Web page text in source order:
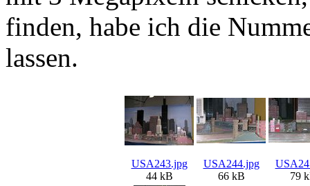
finden, habe ich die
lassen.
USA243.jpg
44 kB
USA244.jpg
66 kB
79